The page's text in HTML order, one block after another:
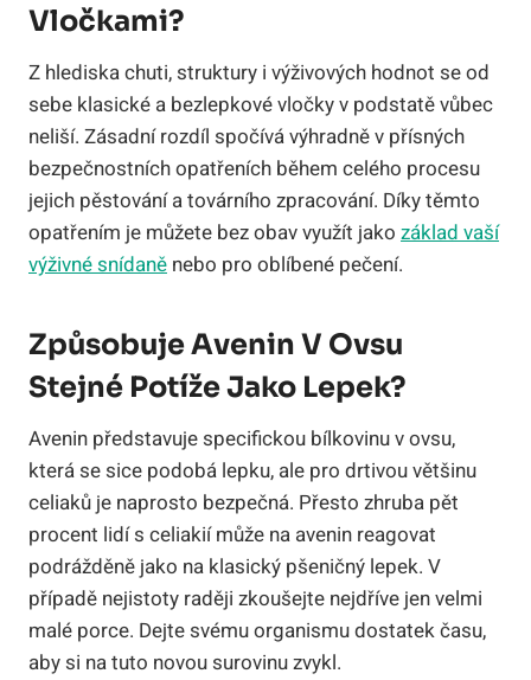
Vločkami?
Z hlediska chuti, struktury i výživových hodnot se od
sebe klasické a bezlepkové vločky v podstatě vůbec
neliší. Zásadní rozdíl spočívá výhradně v přísných
bezpečnostních opatřeních během celého procesu
jejich pěstování a továrního zpracování. Díky těmto
opatřením je můžete bez obav využít jako základ vaší
výživné snídaně nebo pro oblíbené pečení.
Způsobuje Avenin V Ovsu
Stejné Potíže Jako Lepek?
Avenin představuje specifickou bílkovinu v ovsu,
která se sice podobá lepku, ale pro drtivou většinu
celiaků je naprosto bezpečná. Přesto zhruba pět
procent lidí s celiakií může na avenin reagovat
podrážděně jako na klasický pšeničný lepek. V
případě nejistoty raději zkoušejte nejdříve jen velmi
malé porce. Dejte svému organismu dostatek času,
aby si na tuto novou surovinu zvykl.